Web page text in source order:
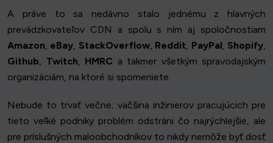
A práve to sa nedávno stalo jednému z hlavných
prevádzkovateľov CDN a spolu s ním aj spoločnostiam
Amazon, eBay, StackOverflow, Reddit, PayPal, Shopify,
Github, Twitch, HMRC a takmer všetkým spravodajským
organizáciám, na ktoré si spomeniete.
Nebude to trvať večne; väčšina inžinierov pracujúcich pre
tieto veľké podniky problém odstráni čo najrýchlejšie, ale
pre príslušných maloobchodníkov to nikdy nemôže byť dosť